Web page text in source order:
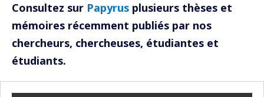
Consultez sur Papyrus plusieurs thèses et
mémoires récemment publiés par nos
chercheurs, chercheuses, étudiantes et
étudiants.